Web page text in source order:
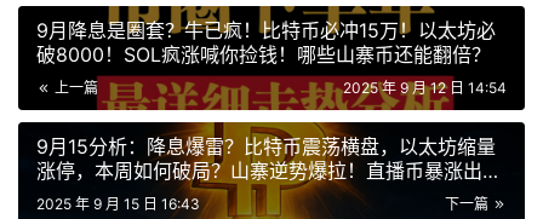
目前正处在1.515-1.618强阻力区，主力博弈激烈，可能出现
假突破清理空头止损，从而为后续反转或进一步上涨铺路。
策略：今日关注114990位置，持稳此位多头趋势延续，上
方压力位116270、117400、118315。若跌破114990，1小
9月降息是圈套？牛已疯！比特币必冲15万！以太坊必
破8000！SOL疯涨喊你捡钱！哪些山寨币还能翻倍？
上一篇 2025 年 9 月 12 日 14:54
9月15分析：降息爆雷？比特币震荡横盘，以太坊缩量
涨停，本周如何破局？山寨逆势爆拉！直播币暴涨出
圈！十亿盘要来了？
下一篇
2025 年 9 月 15 日 16:43